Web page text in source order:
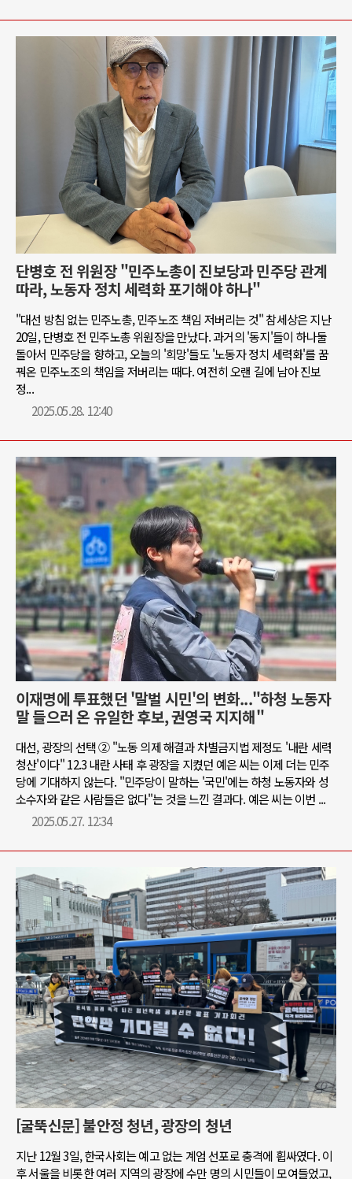
단병호 전 위원장 "민주노총이 진보당과 민주당 관계
따라, 노동자 정치 세력화 포기해야 하나"
"대선 방침 없는 민주노총, 민주노조 책임 저버리는 것" 참세상은 지난
20일, 단병호 전 민주노총 위원장을 만났다. 과거의 '동지'들이 하나둘
돌아서 민주당을 향하고, 오늘의 '희망'들도 '노동자 정치 세력화'를 꿈
꿔온 민주노조의 책임을 저버리는 때다. 여전히 오랜 길에 남아 진보
정...
2025.05.28. 12:40
이재명에 투표했던 '말벌 시민'의 변화..."하청 노동자
말 들으러 온 유일한 후보, 권영국 지지해"
대선, 광장의 선택 ② "노동 의제 해결과 차별금지법 제정도 '내란 세력
청산'이다" 12.3 내란 사태 후 광장을 지켰던 예은 씨는 이제 더는 민주
당에 기대하지 않는다. "민주당이 말하는 '국민'에는 하청 노동자와 성
소수자와 같은 사람들은 없다"는 것을 느낀 결과다. 예은 씨는 이번 ...
2025.05.27. 12:34
[굴뚝신문] 불안정 청년, 광장의 청년
지난 12월 3일, 한국사회는 예고 없는 계엄 선포로 충격에 휩싸였다. 이
후 서울을 비롯한 여러 지역의 광장에 수만 명의 시민들이 모여들었고,